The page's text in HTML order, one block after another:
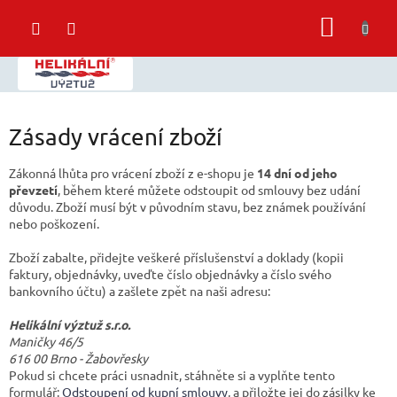
Zásady vrácení zboží
Zákonná lhůta pro vrácení zboží z e-shopu je 14 dní od jeho
převzetí, během které můžete odstoupit od smlouvy bez udání
důvodu. Zboží musí být v původním stavu, bez známek používání
nebo poškození.
Zboží zabalte, přidejte veškeré příslušenství a doklady (kopii
faktury, objednávky, uveďte číslo objednávky a číslo svého
bankovního účtu) a zašlete zpět na naši adresu:
Helikální výztuž s.r.o.
Maničky 46/5
616 00 Brno - Žabovřesky
Pokud si chcete práci usnadnit, stáhněte si a vyplňte tento
formulář:Odstoupení od kupní smlouvy, a přiložte jej do zásilky ke